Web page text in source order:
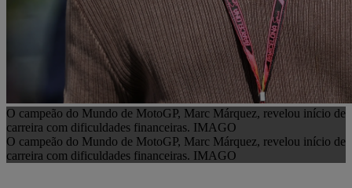
O campeão do Mundo de MotoGP, Marc Márquez, revelou início de
carreira com dificuldades financeiras. IMAGO
O campeão do Mundo de MotoGP, Marc Márquez, revelou início de
carreira com dificuldades financeiras. IMAGO